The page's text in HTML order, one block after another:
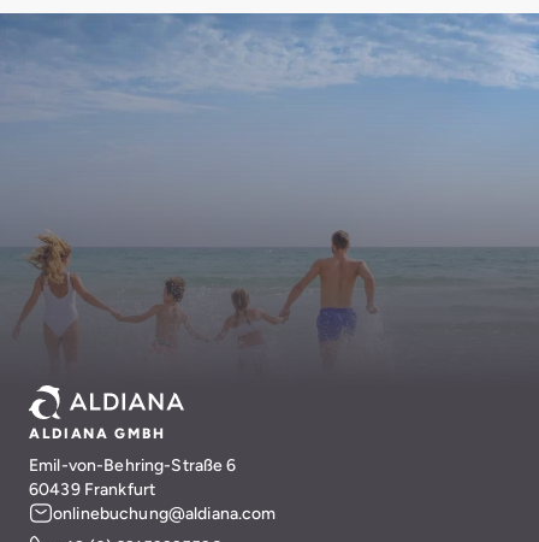
ALDIANA GMBH
Emil-von-Behring-Straße 6
60439 Frankfurt
onlinebuchung@aldiana.com